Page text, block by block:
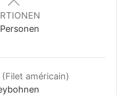
Personen
(Filet américain)